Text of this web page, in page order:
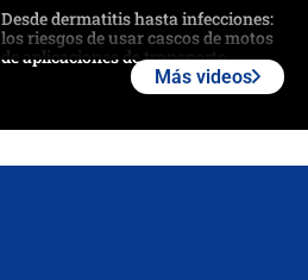
Desde dermatitis hasta infecciones:
los riesgos de usar cascos de motos
de aplicaciones de transporte
Más videos